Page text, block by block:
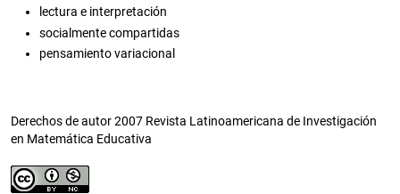
lectura e interpretación
socialmente compartidas
pensamiento variacional
Derechos de autor 2007 Revista Latinoamericana de Investigación
en Matemática Educativa